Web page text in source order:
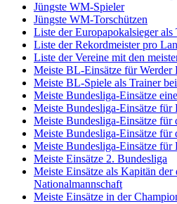
Jüngste WM-Spieler
Jüngste WM-Torschützen
Liste der Europapokalsieger als
Liste der Rekordmeister pro
Liste der Vereine mit den
Meiste BL-Einsätze für Werder
Meiste BL-Spiele als Trainer
Meiste Bundesliga-Einsätze
Meiste Bundesliga-Einsätze für
Meiste Bundesliga-Einsätze für
Meiste Bundesliga-Einsätze für
Meiste Bundesliga-Einsätze für
Meiste Einsätze 2. Bundesliga
Meiste Einsätze als Kapitän der
Nationalmannschaft
Meiste Einsätze in der